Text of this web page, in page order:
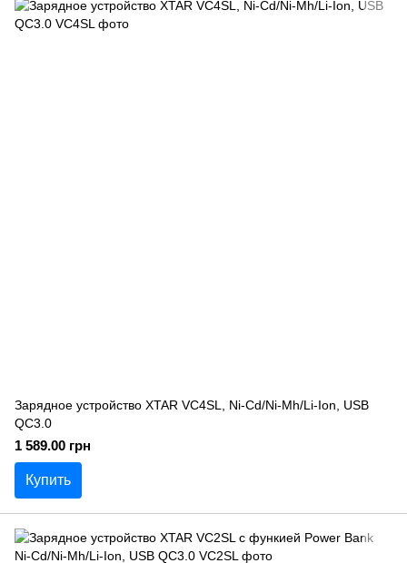
Зарядное устройство XTAR VC4SL, Ni-Cd/Ni-Mh/Li-Ion, USB
QC3.0
1 589.00 грн
Купить